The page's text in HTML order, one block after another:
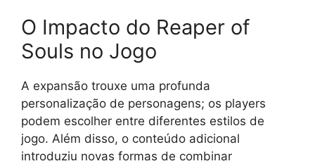
O Impacto do Reaper of
Souls no Jogo
A expansão trouxe uma profunda
personalização de personagens; os players
podem escolher entre diferentes estilos de
jogo. Além disso, o conteúdo adicional
introduziu novas formas de combinar